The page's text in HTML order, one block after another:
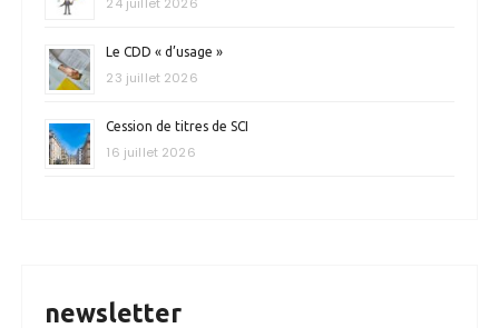
Le CDD « d’usage »
23 juillet 2026
Cession de titres de SCI
16 juillet 2026
newsletter